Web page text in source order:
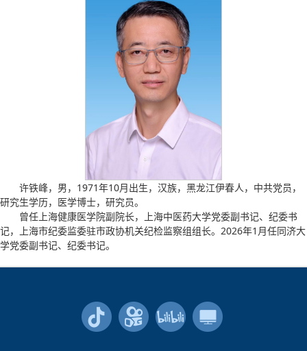
许铁峰，男，1971年10月出生，汉族，黑龙江伊春人，中共党员，
研究生学历，医学博士， 研究员。
曾任上海健康医学院副院长，上海中医药大学党委副书记、纪委书
记，上海市纪委监委驻市政协机关纪检监察组组长。2026年1月任同济大
学党委副书记、纪委书记。